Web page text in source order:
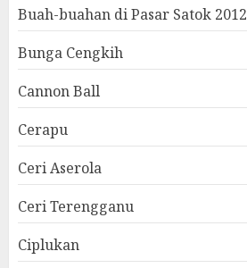
Buah-buahan di Pasar Satok 2012
Bunga Cengkih
Cannon Ball
Cerapu
Ceri Aserola
Ceri Terengganu
Ciplukan